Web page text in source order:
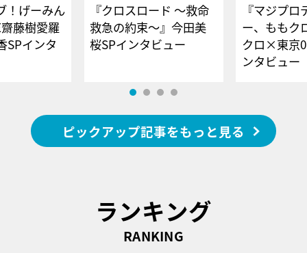
！げーみん
藤樹愛羅
SPインタ
『クロスロード ～救命
救急の約束～』今田美
桜SPインタビュー
『マジプロ
ー、ももク
クロ×東京
ンタビュー
ピックアップ記事をもっと見る
ランキング
RANKING